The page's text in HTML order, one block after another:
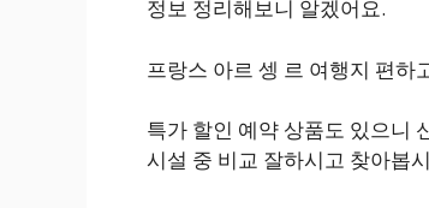
정보 정리해보니 알겠어요.
프랑스 아르 셍 르 여행지 편하
특가 할인 예약 상품도 있으니
시설 중 비교 잘하시고 찾아봅